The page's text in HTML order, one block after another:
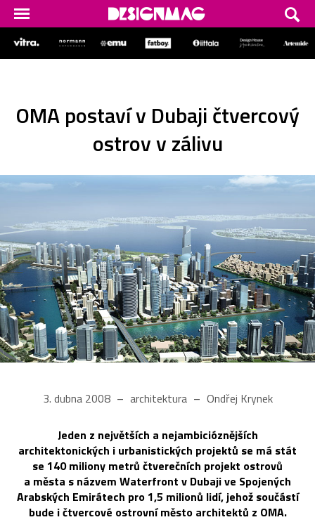
OMA postaví v Dubaji čtvercový
ostrov v zálivu
3. dubna 2008 architektura Ondřej Krynek
Jeden z největších a nejambicióznějších
architektonických i urbanistických projektů se má stát
se 140 miliony metrů čtverečních projekt ostrovů
a města s názvem Waterfront v Dubaji ve Spojených
Arabských Emirátech pro 1,5 milionů lidí, jehož součástí
bude i čtvercové ostrovní město architektů z OMA.